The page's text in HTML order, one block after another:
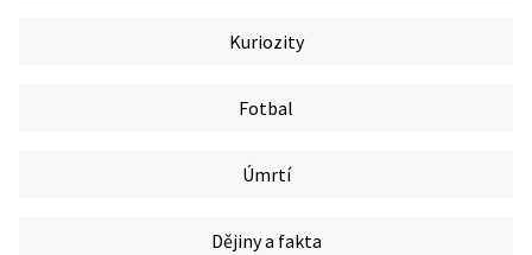
Kuriozity
Fotbal
Úmrtí
Dějiny a fakta